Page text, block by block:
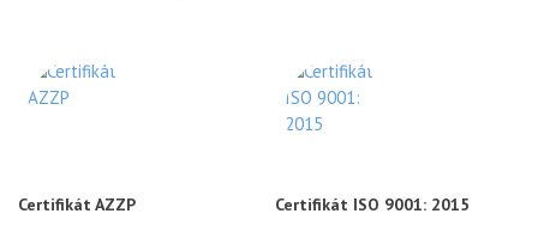
Certifikát AZZP Certifikát ISO 9001: 2015